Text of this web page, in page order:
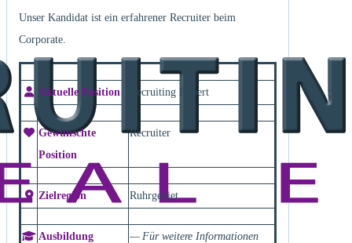
Unser Kandidat ist ein erfahrener Recruiter beim
Corporate.
Aktuelle Position Recruiting Expert
Gewünschte
Position
Recruiter
Zielregion Ruhrgebiet
Ausbildung
— Für weitere Informationen